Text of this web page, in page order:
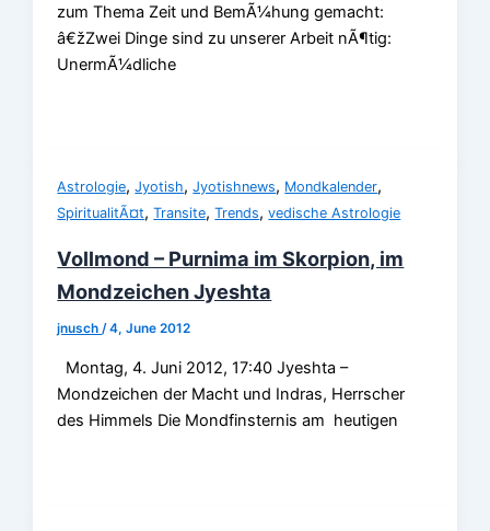
zum Thema Zeit und BemÃ¼hung gemacht:
â€žZwei Dinge sind zu unserer Arbeit nÃ¶tig:
UnermÃ¼dliche
Astrologie,Jyotish,Jyotishnews, Mondkalender,
SpiritualitÃ¤t,Transite,Trends,vedische Astrologie
Vollmond – Purnima im Skorpion, im
Mondzeichen Jyeshta
jnusch/4, June 2012
Montag, 4. Juni 2012, 17:40 Jyeshta –
Mondzeichen der Macht und Indras, Herrscher
des Himmels Die Mondfinsternis am heutigen